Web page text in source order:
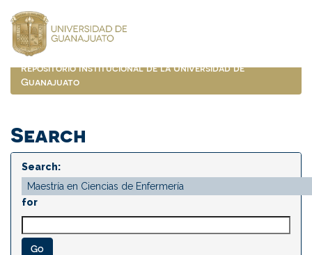
navigation
Repositorio Institucional de la Universidad de
Guanajuato
Search
Search:
for